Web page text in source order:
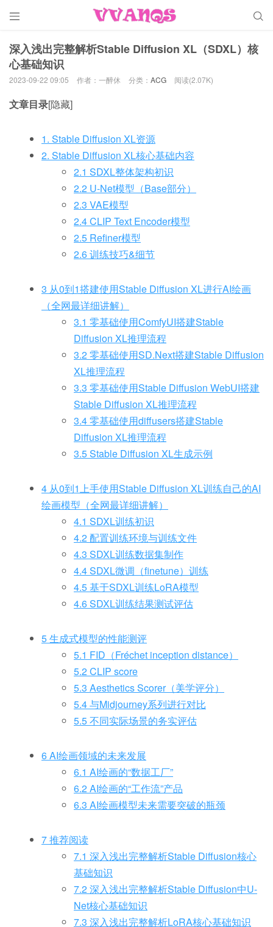
 
深入浅出完整解析Stable Diffusion XL（SDXL）核
心基础知识
2023-09-22 09:05 作者：一醉休 分类： ACG 阅读(2.07K)
文章目录[隐藏]
1. Stable Diffusion XL资源
2. Stable Diffusion XL核心基础内容
2.1 SDXL整体架构初识
2.2 U-Net模型（Base部分）
2.3 VAE模型
2.4 CLIP Text Encoder模型
2.5 Refiner模型
2.6 训练技巧&细节
3 从0到1搭建使用Stable Diffusion XL进行AI绘画
（全网最详细讲解）
3.1 零基础使用ComfyUI搭建Stable
Diffusion XL推理流程
3.2 零基础使用SD.Next搭建Stable Diffusion
XL推理流程
3.3 零基础使用Stable Diffusion WebUI搭建
Stable Diffusion XL推理流程
3.4 零基础使用diffusers搭建Stable
Diffusion XL推理流程
3.5 Stable Diffusion XL生成示例
4 从0到1上手使用Stable Diffusion XL训练自己的AI
绘画模型（全网最详细讲解）
4.1 SDXL训练初识
4.2 配置训练环境与训练文件
4.3 SDXL训练数据集制作
4.4 SDXL微调（finetune）训练
4.5 基于SDXL训练LoRA模型
4.6 SDXL训练结果测试评估
5 生成式模型的性能测评
5.1 FID（Fréchet inception distance）
5.2 CLIP score
5.3 Aesthetics Scorer（美学评分）
5.4 与Midjourney系列进行对比
5.5 不同实际场景的务实评估
6 AI绘画领域的未来发展
6.1 AI绘画的“数据工厂”
6.2 AI绘画的“工作流”产品
6.3 AI绘画模型未来需要突破的瓶颈
7 推荐阅读
7.1 深入浅出完整解析Stable Diffusion核心
基础知识
7.2 深入浅出完整解析Stable Diffusion中U-
Net核心基础知识
7.3 深入浅出完整解析LoRA核心基础知识